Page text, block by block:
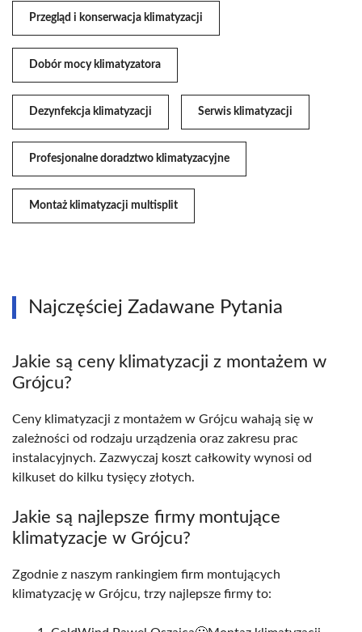
Przegląd i konserwacja klimatyzacji
Dobór mocy klimatyzatora
Dezynfekcja klimatyzacji Serwis klimatyzacji
Profesjonalne doradztwo klimatyzacyjne
Montaż klimatyzacji multisplit
Najczęściej Zadawane Pytania
Jakie są ceny klimatyzacji z montażem w
Grójcu?
Ceny klimatyzacji z montażem w Grójcu wahają się w
zależności od rodzaju urządzenia oraz zakresu prac
instalacyjnych. Zazwyczaj koszt całkowity wynosi od
kilkuset do kilku tysięcy złotych.
Jakie są najlepsze firmy montujące
klimatyzacje w Grójcu?
Zgodnie z naszym rankingiem firm montujących
klimatyzację w Grójcu, trzy najlepsze firmy to: